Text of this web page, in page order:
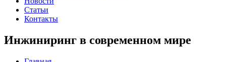
Статьи
Контакты
Инжиниринг в современном мире